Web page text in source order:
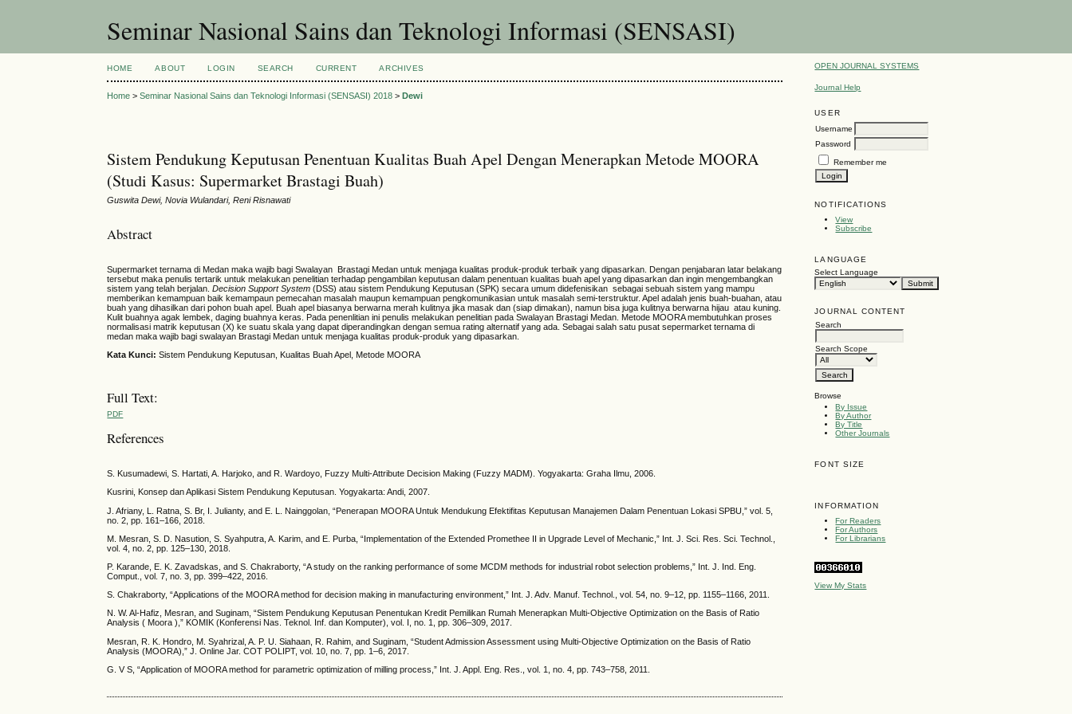
Seminar Nasional Sains dan Teknologi Informasi (SENSASI)
OPEN JOURNAL SYSTEMS
Journal Help
USER
Username
Password
Remember me
NOTIFICATIONS
View
Subscribe
LANGUAGE
Select Language
JOURNAL CONTENT
Search
Search Scope
Browse
By Issue
By Author
By Title
Other Journals
FONT SIZE
INFORMATION
For Readers
For Authors
For Librarians
View My Stats
HOME ABOUT LOGIN SEARCH CURRENT ARCHIVES
Home >Seminar Nasional Sains dan Teknologi Informasi (SENSASI) 2018 >Dewi
Sistem Pendukung Keputusan Penentuan Kualitas Buah Apel Dengan Menerapkan Metode MOORA
(Studi Kasus: Supermarket Brastagi Buah)
Guswita Dewi, Novia Wulandari, Reni Risnawati
Abstract
Supermarket ternama di Medan maka wajib bagi Swalayan Brastagi Medan untuk menjaga kualitas produk-produk terbaik yang dipasarkan. Dengan penjabaran latar belakang
tersebut maka penulis tertarik untuk melakukan penelitian terhadap pengambilan keputusan dalam penentuan kualitas buah apel yang dipasarkan dan ingin mengembangkan
sistem yang telah berjalan.Decision Support System (DSS) atau sistem Pendukung Keputusan (SPK) secara umum didefenisikan sebagai sebuah sistem yang mampu
memberikan kemampuan baik kemampaun pemecahan masalah maupun kemampuan pengkomunikasian untuk masalah semi-terstruktur. Apel adalah jenis buah-buahan, atau
buah yang dihasilkan dari pohon buah apel. Buah apel biasanya berwarna merah kulitnya jika masak dan (siap dimakan), namun bisa juga kulitnya berwarna hijau atau kuning.
Kulit buahnya agak lembek, daging buahnya keras. Pada penenlitian ini penulis melakukan penelitian pada Swalayan Brastagi Medan. Metode MOORA membutuhkan proses
normalisasi matrik keputusan (X) ke suatu skala yang dapat diperandingkan dengan semua rating alternatif yang ada. Sebagai salah satu pusat sepermarket ternama di
medan maka wajib bagi swalayan Brastagi Medan untuk menjaga kualitas produk-produk yang dipasarkan.
Kata Kunci:Sistem Pendukung Keputusan, Kualitas Buah Apel, Metode MOORA
Full Text:
PDF
References
S. Kusumadewi, S. Hartati, A. Harjoko, and R. Wardoyo, Fuzzy Multi-Attribute Decision Making (Fuzzy MADM). Yogyakarta: Graha Ilmu, 2006.
Kusrini, Konsep dan Aplikasi Sistem Pendukung Keputusan. Yogyakarta: Andi, 2007.
J. Afriany, L. Ratna, S. Br, I. Julianty, and E. L. Nainggolan, “Penerapan MOORA Untuk Mendukung Efektifitas Keputusan Manajemen Dalam Penentuan Lokasi SPBU,” vol. 5,
no. 2, pp. 161–166, 2018.
M. Mesran, S. D. Nasution, S. Syahputra, A. Karim, and E. Purba, “Implementation of the Extended Promethee II in Upgrade Level of Mechanic,” Int. J. Sci. Res. Sci. Technol.,
vol. 4, no. 2, pp. 125–130, 2018.
P. Karande, E. K. Zavadskas, and S. Chakraborty, “A study on the ranking performance of some MCDM methods for industrial robot selection problems,” Int. J. Ind. Eng.
Comput., vol. 7, no. 3, pp. 399–422, 2016.
S. Chakraborty, “Applications of the MOORA method for decision making in manufacturing environment,” Int. J. Adv. Manuf. Technol., vol. 54, no. 9–12, pp. 1155–1166, 2011.
N. W. Al-Hafiz, Mesran, and Suginam, “Sistem Pendukung Keputusan Penentukan Kredit Pemilikan Rumah Menerapkan Multi-Objective Optimization on the Basis of Ratio
Analysis ( Moora ),” KOMIK (Konferensi Nas. Teknol. Inf. dan Komputer), vol. I, no. 1, pp. 306–309, 2017.
Mesran, R. K. Hondro, M. Syahrizal, A. P. U. Siahaan, R. Rahim, and Suginam, “Student Admission Assessment using Multi-Objective Optimization on the Basis of Ratio
Analysis (MOORA),” J. Online Jar. COT POLIPT, vol. 10, no. 7, pp. 1–6, 2017.
G. V S, “Application of MOORA method for parametric optimization of milling process,” Int. J. Appl. Eng. Res., vol. 1, no. 4, pp. 743–758, 2011.